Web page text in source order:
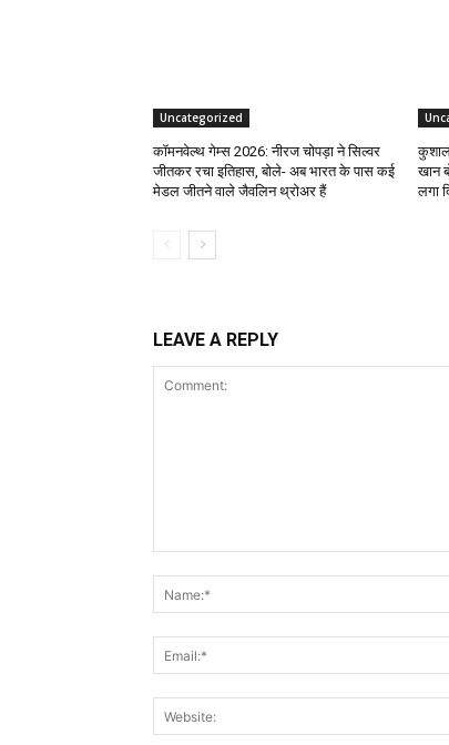
Uncategorized
कॉमनवेल्थ गेम्स 2026: नीरज चोपड़ा ने सिल्वर
जीतकर रचा इतिहास, बोले- अब भारत के पास कई
मेडल जीतने वाले जैवलिन थ्रोअर हैं
खान
लगा
LEAVE A REPLY